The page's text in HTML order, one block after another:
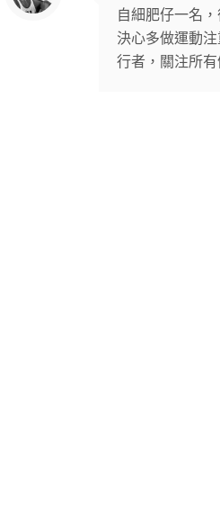
自細肥仔一名
決心多做運動
行者，關注所有